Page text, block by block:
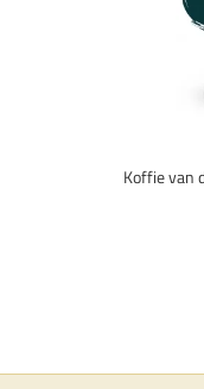
Koffie van